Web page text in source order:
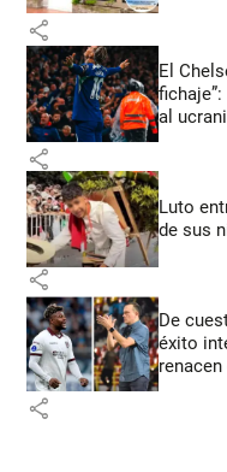
share
El
al
share
Luto
de sus
share
De
éxito
share